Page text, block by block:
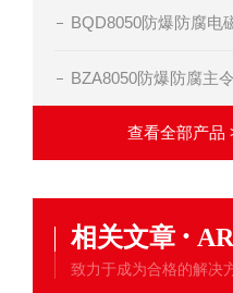
BQD8050防爆防腐电
BZA8050防爆防腐主
查看全部产品
相关文章 ·
致力于成为合格的解决